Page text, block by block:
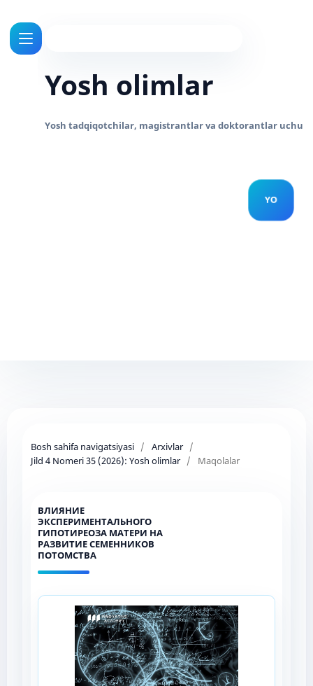
Yosh olimlar
Bosh sahifa navigatsiyasi / Arxivlar /
Jild 4 Nomeri 35 (2026): Yosh olimlar / Maqolalar
ВЛИЯНИЕ
ЭКСПЕРИМЕНТАЛЬНОГО
ГИПОТИРЕОЗА МАТЕРИ НА
РАЗВИТИЕ СЕМЕННИКОВ
ПОТОМСТВА